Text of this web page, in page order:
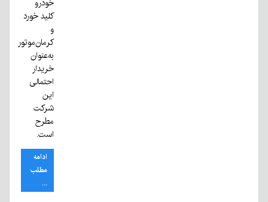
کلید خورد
و
کرمان‌موتور
به‌عنوان
خریدار
احتمالی
این
شرکت
مطرح
است.
ادامه
مطلب
...